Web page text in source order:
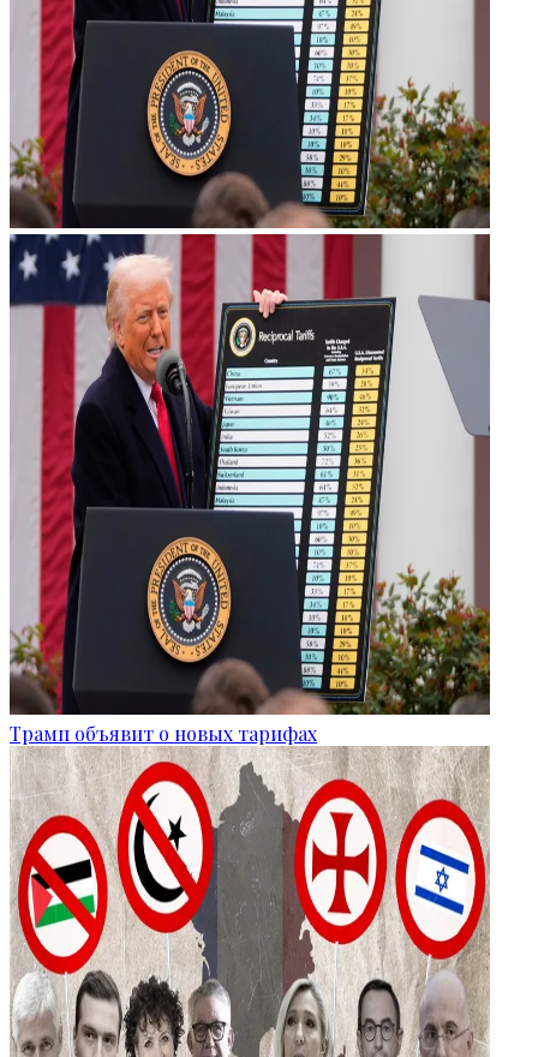
Трамп объявит о новых тарифах